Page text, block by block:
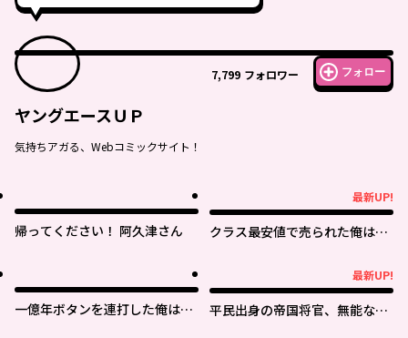
7,799 フォロワー フォロー
ヤングエースＵＰ
気持ちアガる、Webコミックサイト！
帰ってください！ 阿久津さん
最新UP!
クラス最安値で売られた俺は、
一億年ボタンを連打した俺は、
最新UP!
平民出身の帝国将官、無能な貴